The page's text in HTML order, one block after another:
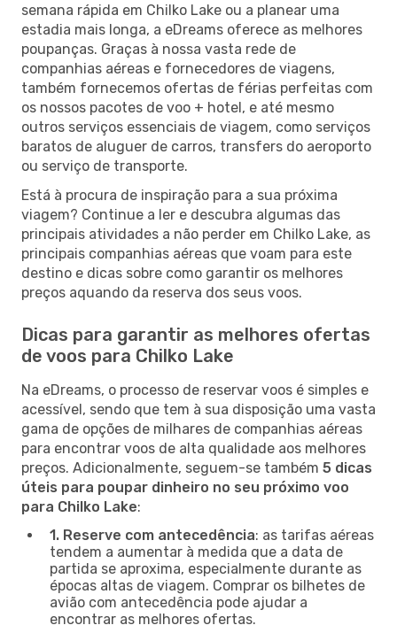
semana rápida em Chilko Lake ou a planear uma
estadia mais longa, a eDreams oferece as melhores
poupanças. Graças à nossa vasta rede de
companhias aéreas e fornecedores de viagens,
também fornecemos ofertas de férias perfeitas com
os nossos pacotes de voo + hotel, e até mesmo
outros serviços essenciais de viagem, como serviços
baratos de aluguer de carros, transfers do aeroporto
ou serviço de transporte.
Está à procura de inspiração para a sua próxima
viagem? Continue a ler e descubra algumas das
principais atividades a não perder em Chilko Lake, as
principais companhias aéreas que voam para este
destino e dicas sobre como garantir os melhores
preços aquando da reserva dos seus voos.
Dicas para garantir as melhores ofertas
de voos para Chilko Lake
Na eDreams, o processo de reservar voos é simples e
acessível, sendo que tem à sua disposição uma vasta
gama de opções de milhares de companhias aéreas
para encontrar voos de alta qualidade aos melhores
preços. Adicionalmente, seguem-se também 5 dicas
úteis para poupar dinheiro no seu próximo voo
para Chilko Lake:
1. Reserve com antecedência: as tarifas aéreas
tendem a aumentar à medida que a data de
partida se aproxima, especialmente durante as
épocas altas de viagem. Comprar os bilhetes de
avião com antecedência pode ajudar a
encontrar as melhores ofertas.